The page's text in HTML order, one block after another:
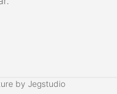
by Jegstudio